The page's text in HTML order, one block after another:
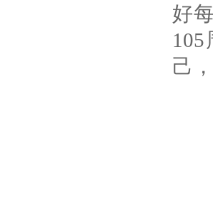
好
己